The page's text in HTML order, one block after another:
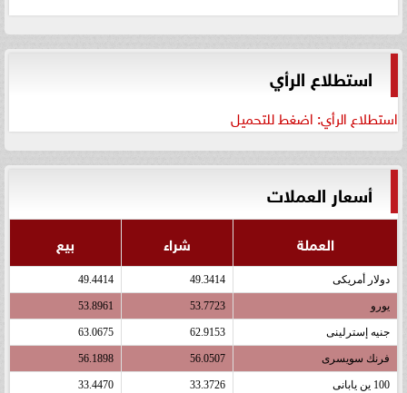
استطلاع الرأي
استطلاع الرأي: اضغط للتحميل
أسعار العملات
العملة شراء بيع
دولار أمريكى 49.3414
49.4414
يورو 53.7723
53.8961
جنيه إسترلينى 62.9153
63.0675
فرنك سويسرى 56.0507
56.1898
100 ين يابانى 33.3726
33.4470